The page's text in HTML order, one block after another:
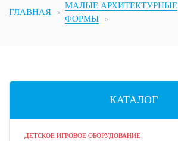
ГЛАВНАЯ
МАЛЫЕ АРХИТЕКТУРНЫЕ
ФОРМЫ
КАТАЛОГ
ДЕТСКОЕ ИГРОВОЕ ОБОРУДОВАНИЕ